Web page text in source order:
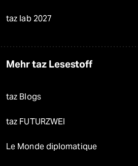
taz lab 2027
Mehr taz Lesestoff
taz Blogs
taz FUTURZWEI
Le Monde diplomatique